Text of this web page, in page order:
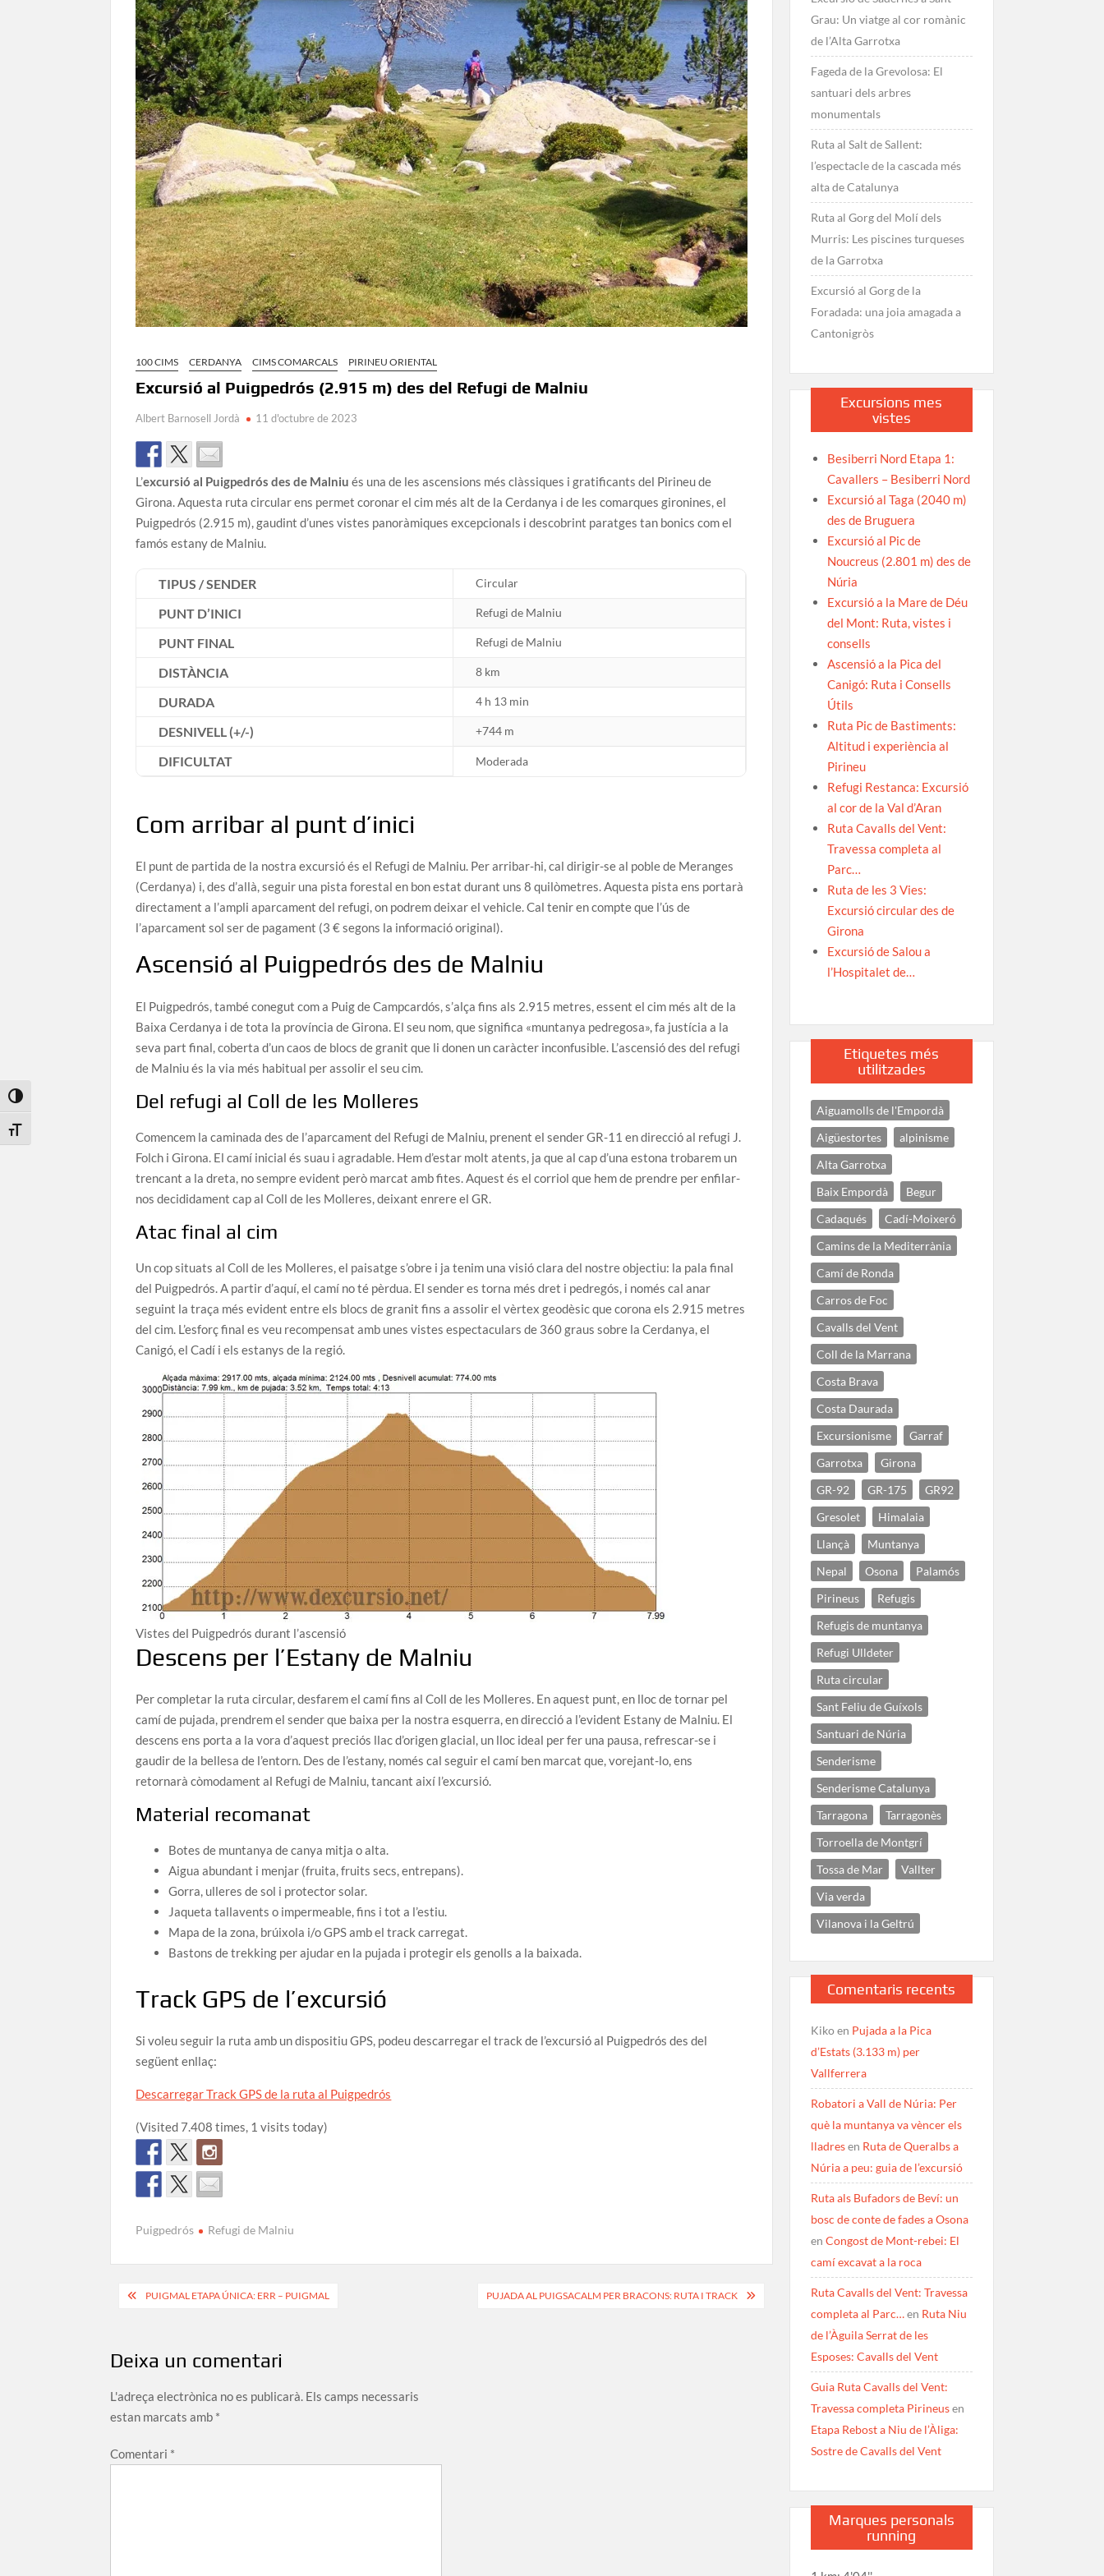
Toggle High Contrast
Toggle Font size
100 CIMS CERDANYA CIMS COMARCALS PIRINEU ORIENTAL
Excursió al Puigpedrós (2.915 m) des del Refugi de Malniu
Albert Barnosell Jordà 11 d'octubre de 2023
L’excursió al Puigpedrós des de Malniu és una de les ascensions més clàssiques i gratificants del Pirineu de
Girona. Aquesta ruta circular ens permet coronar el cim més alt de la Cerdanya i de les comarques gironines, el
Puigpedrós (2.915 m), gaudint d’unes vistes panoràmiques excepcionals i descobrint paratges tan bonics com el
famós estany de Malniu.
TIPUS / SENDER Circular
PUNT D’INICI Refugi de Malniu
PUNT FINAL Refugi de Malniu
DISTÀNCIA 8 km
DURADA 4 h 13 min
DESNIVELL (+/-) +744 m
DIFICULTAT Moderada
Com arribar al punt d’inici
El punt de partida de la nostra excursió és el Refugi de Malniu. Per arribar-hi, cal dirigir-se al poble de Meranges
(Cerdanya) i, des d’allà, seguir una pista forestal en bon estat durant uns 8 quilòmetres. Aquesta pista ens portarà
directament a l’ampli aparcament del refugi, on podrem deixar el vehicle. Cal tenir en compte que l’ús de
l’aparcament sol ser de pagament (3 € segons la informació original).
Ascensió al Puigpedrós des de Malniu
El Puigpedrós, també conegut com a Puig de Campcardós, s’alça fins als 2.915 metres, essent el cim més alt de la
Baixa Cerdanya i de tota la província de Girona. El seu nom, que significa «muntanya pedregosa», fa justícia a la
seva part final, coberta d’un caos de blocs de granit que li donen un caràcter inconfusible. L’ascensió des del refugi
de Malniu és la via més habitual per assolir el seu cim.
Del refugi al Coll de les Molleres
Comencem la caminada des de l’aparcament del Refugi de Malniu, prenent el sender GR-11 en direcció al refugi J.
Folch i Girona. El camí inicial és suau i agradable. Hem d’estar molt atents, ja que al cap d’una estona trobarem un
trencant a la dreta, no sempre evident però marcat amb fites. Aquest és el corriol que hem de prendre per enfilar-
nos decididament cap al Coll de les Molleres, deixant enrere el GR.
Atac final al cim
Un cop situats al Coll de les Molleres, el paisatge s’obre i ja tenim una visió clara del nostre objectiu: la pala final
del Puigpedrós. A partir d’aquí, el camí no té pèrdua. El sender es torna més dret i pedregós, i només cal anar
seguint la traça més evident entre els blocs de granit fins a assolir el vèrtex geodèsic que corona els 2.915 metres
del cim. L’esforç final es veu recompensat amb unes vistes espectaculars de 360 graus sobre la Cerdanya, el
Canigó, el Cadí i els estanys de la regió.
Vistes del Puigpedrós durant l’ascensió
Descens per l’Estany de Malniu
Per completar la ruta circular, desfarem el camí fins al Coll de les Molleres. En aquest punt, en lloc de tornar pel
camí de pujada, prendrem el sender que baixa per la nostra esquerra, en direcció a l’evident Estany de Malniu. El
descens ens porta a la vora d’aquest preciós llac d’origen glacial, un lloc ideal per fer una pausa, refrescar-se i
gaudir de la bellesa de l’entorn. Des de l’estany, només cal seguir el camí ben marcat que, vorejant-lo, ens
retornarà còmodament al Refugi de Malniu, tancant així l’excursió.
Material recomanat
Botes de muntanya de canya mitja o alta.
Aigua abundant i menjar (fruita, fruits secs, entrepans).
Gorra, ulleres de sol i protector solar.
Jaqueta tallavents o impermeable, fins i tot a l’estiu.
Mapa de la zona, brúixola i/o GPS amb el track carregat.
Bastons de trekking per ajudar en la pujada i protegir els genolls a la baixada.
Track GPS de l’excursió
Si voleu seguir la ruta amb un dispositiu GPS, podeu descarregar el track de l’excursió al Puigpedrós des del
següent enllaç:
Descarregar Track GPS de la ruta al Puigpedrós
(Visited 7.408 times, 1 visits today)
Puigpedrós Refugi de Malniu
Navegació
PUIGMAL ETAPA ÚNICA: ERR – PUIGMAL PUJADA AL PUIGSACALM PER BRACONS: RUTA I TRACK
Deixa un comentari
L'adreça electrònica no es publicarà. Els camps necessaris
estan marcats amb *
Comentari *
Grau: Un viatge al cor romànic
de l’Alta Garrotxa
Fageda de la Grevolosa: El
santuari dels arbres
monumentals
Ruta al Salt de Sallent:
l’espectacle de la cascada més
alta de Catalunya
Ruta al Gorg del Molí dels
Murris: Les piscines turqueses
de la Garrotxa
Excursió al Gorg de la
Foradada: una joia amagada a
Cantonigròs
Excursions mes
vistes
Besiberri Nord Etapa 1:
Cavallers – Besiberri Nord
Excursió al Taga (2040 m)
des de Bruguera
Excursió al Pic de
Noucreus (2.801 m) des de
Núria
Excursió a la Mare de Déu
del Mont: Ruta, vistes i
consells
Ascensió a la Pica del
Canigó: Ruta i Consells
Útils
Ruta Pic de Bastiments:
Altitud i experiència al
Pirineu
Refugi Restanca: Excursió
al cor de la Val d’Aran
Ruta Cavalls del Vent:
Travessa completa al
Parc…
Ruta de les 3 Vies:
Excursió circular des de
Girona
Excursió de Salou a
l’Hospitalet de…
Etiquetes més
utilitzades
Aiguamolls de l'Empordà
Aigüestortes
alpinisme
Alta Garrotxa
Baix Empordà
Begur
Cadaqués
Cadí-Moixeró
Camins de la Mediterrània
Camí de Ronda
Carros de Foc
Cavalls del Vent
Coll de la Marrana
Costa Brava
Costa Daurada
Excursionisme
Garraf
Garrotxa
Girona
GR-92
GR-175
GR92
Gresolet
Himalaia
Llançà
Muntanya
Nepal
Osona
Palamós
Pirineus
Refugis
Refugis de muntanya
Refugi Ulldeter
Ruta circular
Sant Feliu de Guíxols
Santuari de Núria
Senderisme
Senderisme Catalunya
Tarragona
Tarragonès
Torroella de Montgrí
Tossa de Mar
Vallter
Via verda
Vilanova i la Geltrú
Comentaris recents
Kikoen Pujada a la Pica
d’Estats (3.133 m) per
Vallferrera
Robatori a Vall de Núria: Per
què la muntanya va vèncer els
lladresen Ruta de Queralbs a
Núria a peu: guia de l’excursió
Ruta als Bufadors de Beví: un
bosc de conte de fades a Osona
en Congost de Mont-rebei: El
camí excavat a la roca
Ruta Cavalls del Vent: Travessa
completa al Parc…en Ruta Niu
de l’Àguila Serrat de les
Esposes: Cavalls del Vent
Guia Ruta Cavalls del Vent:
Travessa completa Pirineusen
Etapa Rebost a Niu de l’Àliga:
Sostre de Cavalls del Vent
Marques personals
running